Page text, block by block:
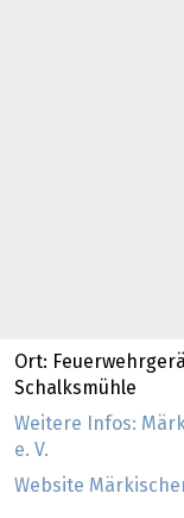
Ort:
Schalksmühle
Weitere Infos:
e. V.
Website